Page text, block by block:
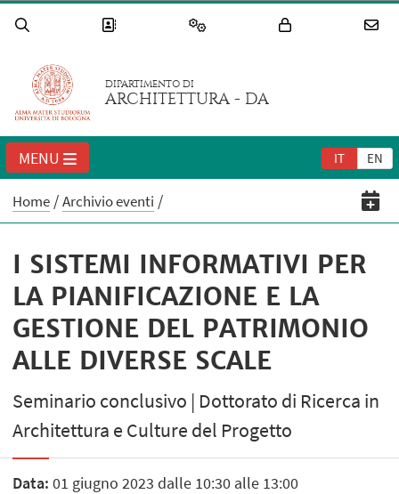
DIPARTIMENTO DI
ARCHITETTURA - DA
IT EN
MENU
Home Archivio eventi
I SISTEMI INFORMATIVI PER
LA PIANIFICAZIONE E LA
GESTIONE DEL PATRIMONIO
ALLE DIVERSE SCALE
Seminario conclusivo | Dottorato di Ricerca in
Architettura e Culture del Progetto
Data: 01 giugno 2023 dalle 10:30 alle 13:00